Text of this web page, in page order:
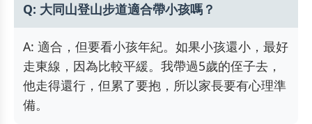
Q: 大同山登山步道適合帶小孩嗎？
A: 適合，但要看小孩年紀。如果小孩還小，最好
走東線，因為比較平緩。我帶過5歲的侄子去，
他走得還行，但累了要抱，所以家長要有心理準
備。